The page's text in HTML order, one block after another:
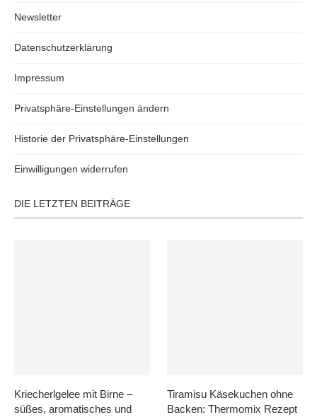
Newsletter
Datenschutzerklärung
Impressum
Privatsphäre-Einstellungen ändern
Historie der Privatsphäre-Einstellungen
Einwilligungen widerrufen
DIE LETZTEN BEITRÄGE
Kriecherlgelee mit Birne –
süßes, aromatisches und
Tiramisu Käsekuchen ohne
Backen: Thermomix Rezept